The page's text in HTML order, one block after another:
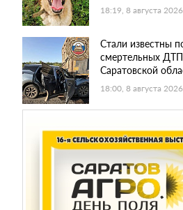
18:19, 8 августа 2026
Стали известны
смертельных
Саратовской
18:00, 8 августа 2026